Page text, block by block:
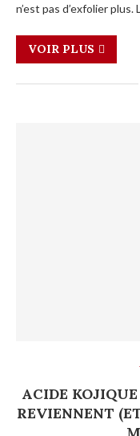
n’est pas d’exfolier
VOIR PLUS
ACIDE
REVIENNENT